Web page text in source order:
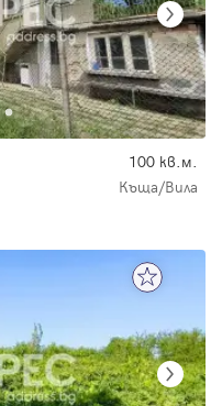
100 кв.м.
Къща/Вила